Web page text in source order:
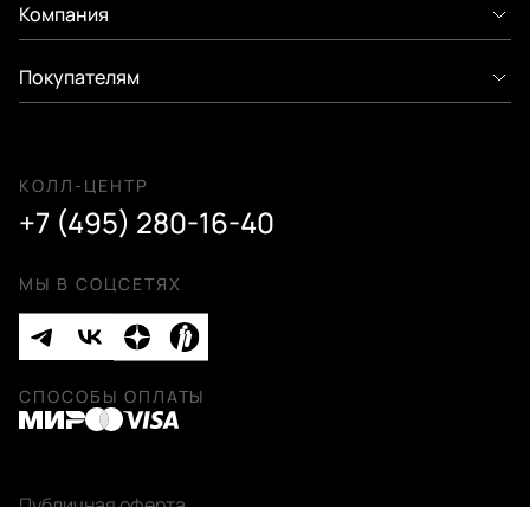
Компания
Покупателям
КОЛЛ-ЦЕНТР
+7 (495) 280-16-40
МЫ В СОЦСЕТЯХ
СПОСОБЫ ОПЛАТЫ